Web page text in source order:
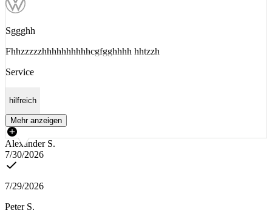
Sggghh
Fhhzzzzzhhhhhhhhhhcgfgghhhh hhtzzh
Service
hilfreich
Mehr anzeigen
Alexander S.
7/30/2026
7/29/2026
Peter S.